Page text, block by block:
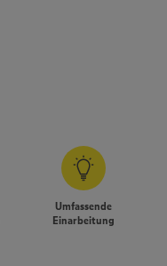
Umfassende
Einarbeitung